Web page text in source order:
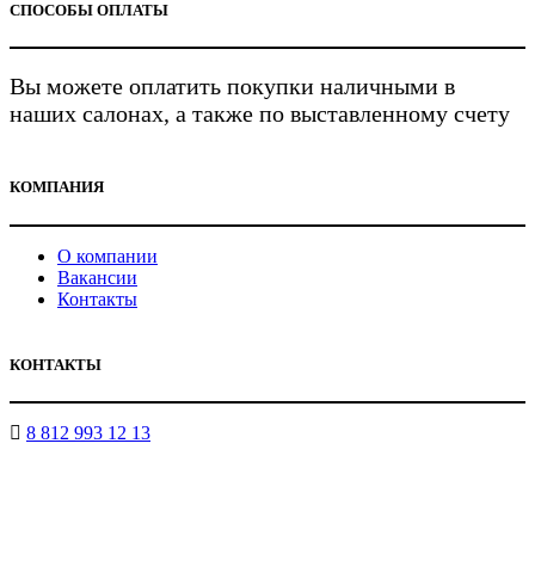
СПОСОБЫ ОПЛАТЫ
Вы можете оплатить покупки наличными в
наших салонах, а также по выставленному счету
КОМПАНИЯ
О компании
Вакансии
Контакты
КОНТАКТЫ
8 812 993 12 13